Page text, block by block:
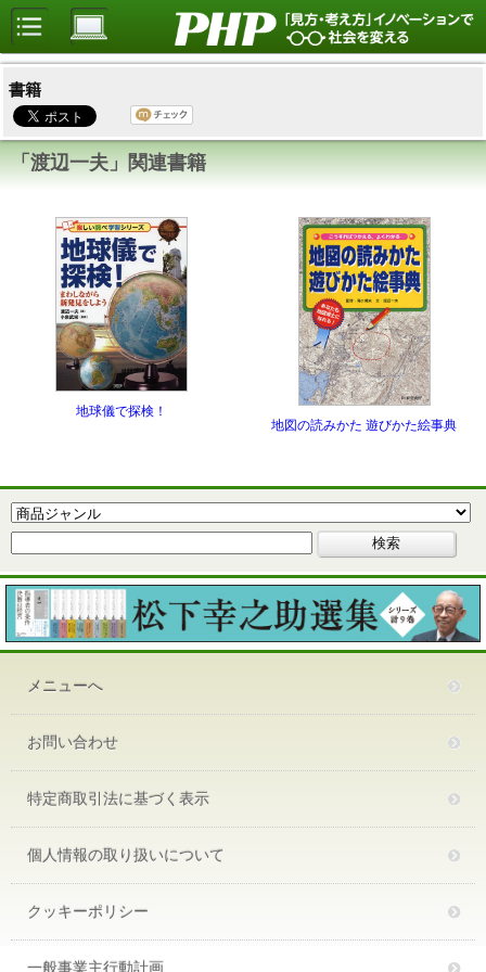
書籍
「渡辺一夫」関連書籍
地球儀で探検！
地図の読みかた 遊びかた絵事典
メニューへ
お問い合わせ
特定商取引法に基づく表示
個人情報の取り扱いについて
クッキーポリシー
一般事業主行動計画